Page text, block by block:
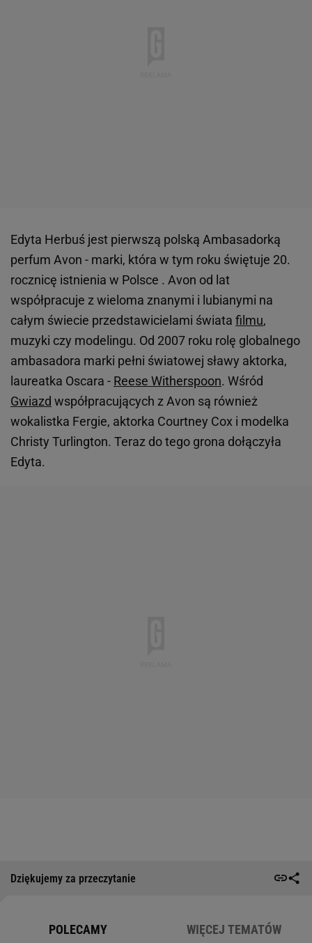
Edyta Herbuś jest pierwszą polską Ambasadorką
perfum Avon - marki, która w tym roku świętuje 20.
rocznicę istnienia w Polsce . Avon od lat
współpracuje z wieloma znanymi i lubianymi na
całym świecie przedstawicielami świata filmu,
muzyki czy modelingu. Od 2007 roku rolę globalnego
ambasadora marki pełni światowej sławy aktorka,
laureatka Oscara - Reese Witherspoon. Wśród
Gwiazd współpracujących z Avon są również
wokalistka Fergie, aktorka Courtney Cox i modelka
Christy Turlington. Teraz do tego grona dołączyła
Edyta.
Dziękujemy za przeczytanie
POLECAMY WIĘCEJ TEMATÓW